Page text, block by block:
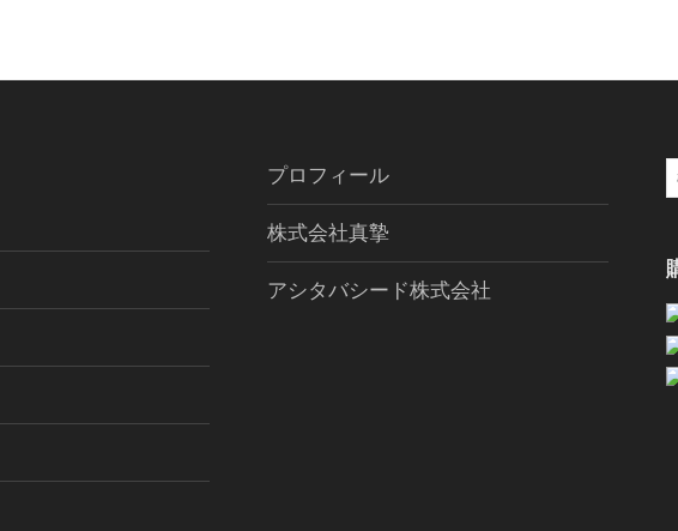
プロフィール
株式会社真摯
アシタバシード株式会社